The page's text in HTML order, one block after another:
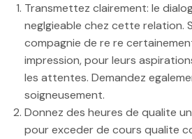
Transmettez clairement: le
neglgieable chez cette relation.
compagnie de re re
impression, pour leurs
les attentes. Demandez
soigneusement.
Donnez des heures de qualite
pour exceder de cours qualite